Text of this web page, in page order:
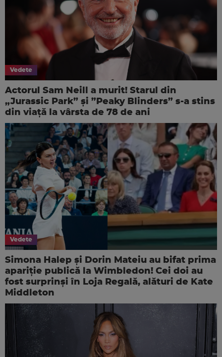
Vedete
Actorul Sam Neill a murit! Starul din
„Jurassic Park” și ”Peaky Blinders” s-a stins
din viață la vârsta de 78 de ani
Vedete
Simona Halep și Dorin Mateiu au bifat prima
apariție publică la Wimbledon! Cei doi au
fost surprinși în Loja Regală, alături de Kate
Middleton